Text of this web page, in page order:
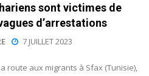
sont victimes de
d’arrestations
7 JUILLET 2023
route aux migrants à Sfax (Tunisie),